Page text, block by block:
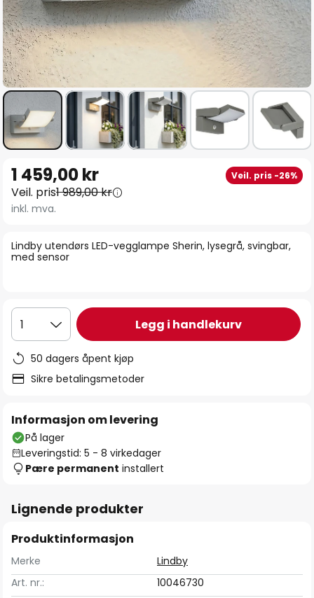
begynnelsen
av
Lindby utendørs LED-vegglampe Sherin, lysegrå, svingbar,
med sensor
1 459,00 kr Veil. pris -26%
Veil. pris1 989,00 kr
inkl. mva.
1 Legg i handlekurv
50 dagers åpent kjøp
Sikre betalingsmetoder
Informasjon om levering
På lager
Leveringstid: 5 - 8 virkedager
Pære permanent installert
Lignende produkter
Produktinformasjon
Merke
Lindby
Art. nr.:
10046730